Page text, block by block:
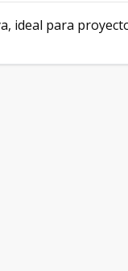
ideal para